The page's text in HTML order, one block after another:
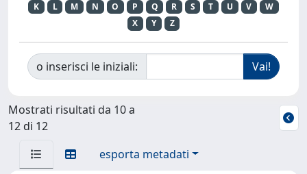
K
L M N O P Q R S T U V
W
X
Y Z
o inserisci le iniziali:
Mostrati risultati da 10 a
12 di 12
esporta metadati